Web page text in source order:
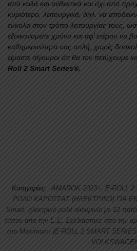
από καλά και ανθεκτικά και όχι από
κυριότερο, λειτουργικά, δηλ. να
εύκολα στον τρόπο λειτουργίας τους,
εξοικονομείτε χρόνο και αφ’ ετέρου να
καθημερινότητά σας απλή, χωρίς
είμαστε σίγουροι ότι θα τον πετύχουμε
Roll 2 Smart Series®.
Κατηγορίες: AMAROK 2023+ E-ROLL
ΡΟΛΟ ΚΑΡΟΤΣΑΣ (ΗΛΕΚΤΡΙΚΟ) ΓΙΑ
Smart, ηλεκτρικό ρολό αλουμινίο με 12
τύπου απο την Ε.Ε. Σχεδιάστηκε απο την
στο Μaximum! (E-ROLL 2 SMART